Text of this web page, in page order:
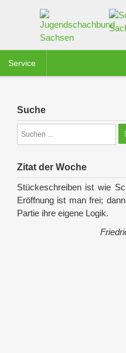
Service
Suche
Zitat der Woche
Stückeschreiben ist wie
Eröffnung ist man frei;
Partie ihre eigene Logik.